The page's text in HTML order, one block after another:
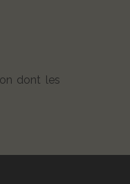
dont les